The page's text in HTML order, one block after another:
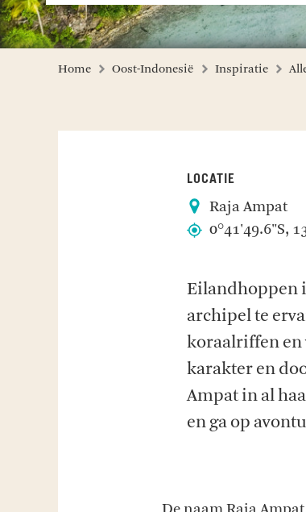
Home Oost-Indonesië Inspiratie
LOCATIE
Raja Ampat
0°41'49.6"S,
Eilandhoppen
archipel te
koraalriffen en
karakter en
Ampat in al
en ga op
De naam Raja